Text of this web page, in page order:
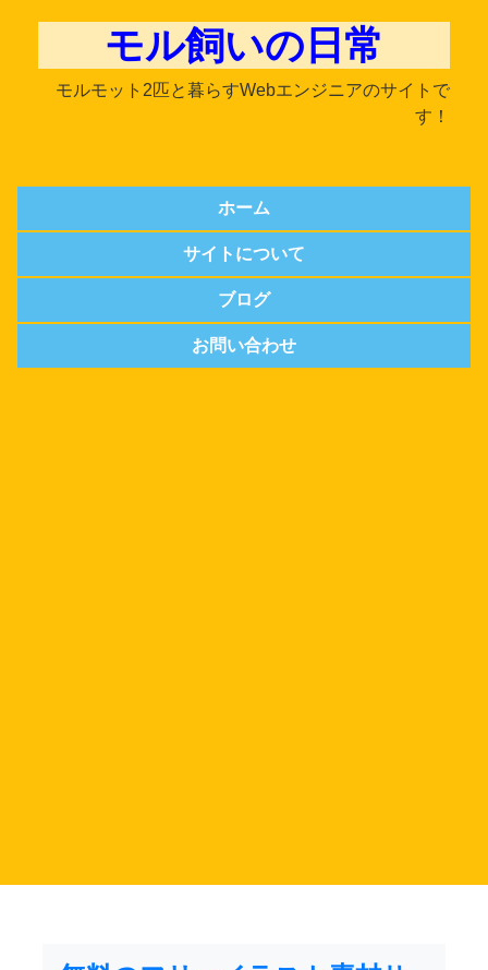
モル飼いの日常
モルモット2匹と暮らすWebエンジニアのサイトで
す！
ホーム
サイトについて
ブログ
お問い合わせ